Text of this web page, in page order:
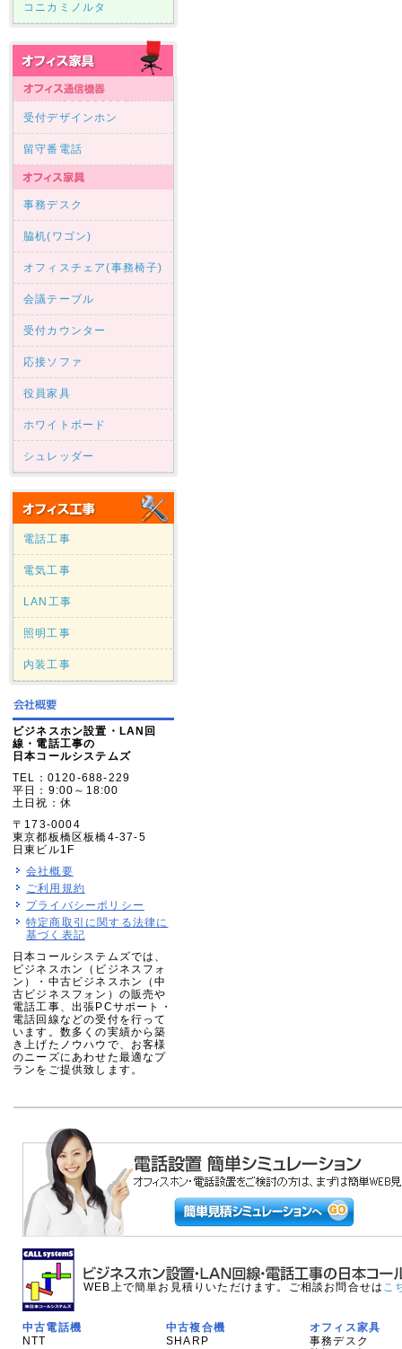
コニカミノルタ
受付デザインホン
留守番電話
事務デスク
脇机(ワゴン)
オフィスチェア(事務椅子)
会議テーブル
受付カウンター
応接ソファ
役員家具
ホワイトボード
シュレッダー
電話工事
電気工事
LAN工事
照明工事
内装工事
ビジネスホン設置・LAN回
線・電話工事の
日本コールシステムズ
TEL：0120-688-229
平日：9:00～18:00
土日祝：休
〒173-0004
東京都板橋区板橋4-37-5
日東ビル1F
会社概要
ご利用規約
プライバシーポリシー
特定商取引に関する法律に
基づく表記
日本コールシステムズでは、
ビジネスホン（ビジネスフォ
ン）・中古ビジネスホン（中
古ビジネスフォン）の販売や
電話工事、出張PCサポート・
電話回線などの受付を行って
います。数多くの実績から築
き上げたノウハウで、お客様
のニーズにあわせた最適なプ
ランをご提供致します。
WEB上で簡単お見積りいただけます。ご相談お問合せは こ
中古電話機
NTT
中古複合機
SHARP
オフィス家具
事務デスク